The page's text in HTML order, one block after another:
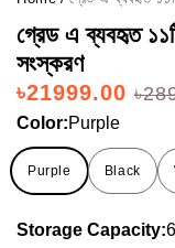
গ্রেড এ ব্যবহৃত
সংস্করণ
৳21999.00
Color:Purple
Purple Black
Storage Capacity: